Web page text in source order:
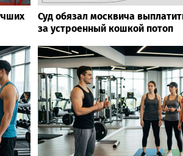
Суд обязал москвича
за устроенный кошкой потоп